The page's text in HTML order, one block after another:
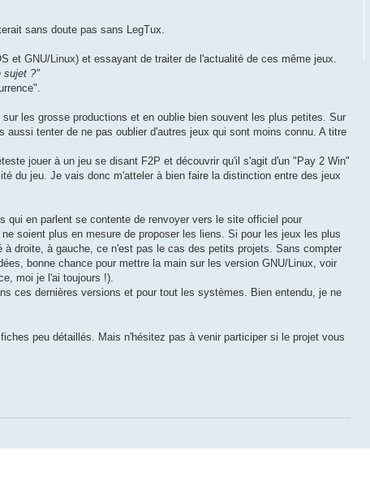
sans doute pas sans LegTux.
et GNU/Linux) et essayant de traiter de l'actualité de ces même jeux.
sujet ?"
les grosse productions et en oublie bien souvent les plus petites. Sur
tenter de ne pas oublier d'autres jeux qui sont moins connu. A titre
jouer à un jeu se disant F2P et découvrir qu'il s'agit d'un "Pay 2 Win"
du jeu. Je vais donc m'atteler à bien faire la distinction entre des jeux
qui en parlent se contente de renvoyer vers le site officiel pour
soient plus en mesure de proposer les liens. Si pour les jeux les plus
droite, à gauche, ce n'est pas le cas des petits projets. Sans compter
bonne chance pour mettre la main sur les version GNU/Linux, voir
moi je l'ai toujours !).
ces dernières versions et pour tout les systèmes. Bien entendu, je ne
peu détaillés. Mais n'hésitez pas à venir participer si le projet vous